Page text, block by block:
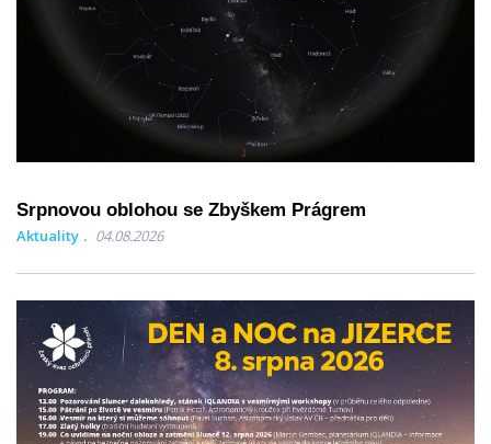
Srpnovou oblohou se Zbyškem Prágrem
Aktuality 04.08.2026